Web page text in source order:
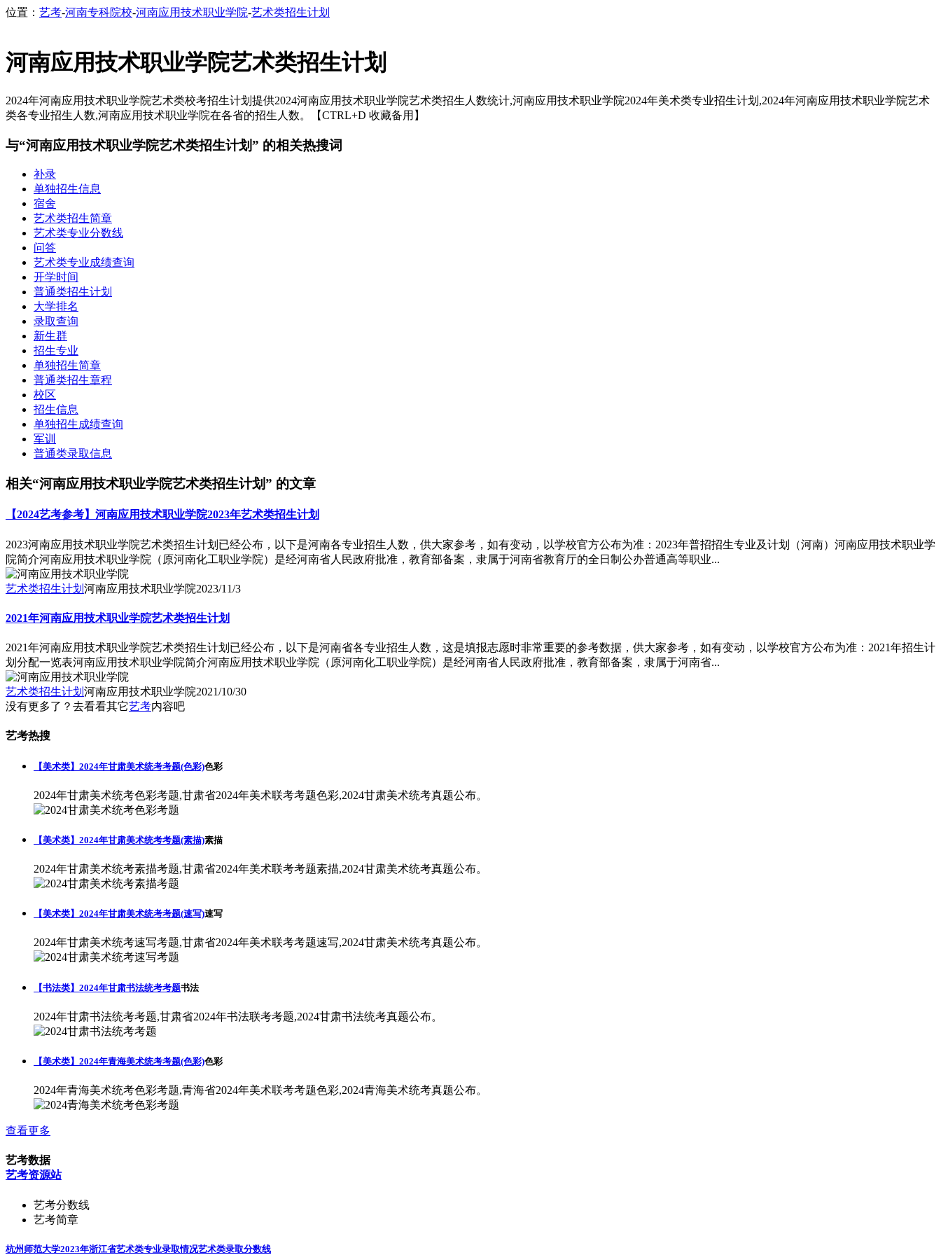
位置： 艺考-河南专科院校-河南应用技术职业学院-艺术类招生计划
河南应用技术职业学院艺术类招生计划
2024年河南应用技术职业学院艺术类校考招生计划提供2024河南应用技术职业学院艺术类招生人数统计,河南应用技术职业学院2024年美术类专业招生计划,2024年河南应用技术职业学院艺术
类各专业招生人数,河南应用技术职业学院在各省的招生人数。【CTRL+D 收藏备用】
与“河南应用技术职业学院艺术类招生计划” 的相关热搜词
补录
单独招生信息
宿舍
艺术类招生简章
艺术类专业分数线
问答
艺术类专业成绩查询
开学时间
普通类招生计划
大学排名
录取查询
新生群
招生专业
单独招生简章
普通类招生章程
校区
招生信息
单独招生成绩查询
军训
普通类录取信息
相关“河南应用技术职业学院艺术类招生计划” 的文章
【2024艺考参考】河南应用技术职业学院2023年艺术类招生计划
2023河南应用技术职业学院艺术类招生计划已经公布，以下是河南各专业招生人数，供大家参考，如有变动，以学校官方公布为准：2023年普招招生专业及计划（河南）河南应用技术职业学
院简介河南应用技术职业学院（原河南化工职业学院）是经河南省人民政府批准，教育部备案，隶属于河南省教育厅的全日制公办普通高等职业...
艺术类招生计划 河南应用技术职业学院2023/11/3
2021年河南应用技术职业学院艺术类招生计划
2021年河南应用技术职业学院艺术类招生计划已经公布，以下是河南省各专业招生人数，这是填报志愿时非常重要的参考数据，供大家参考，如有变动，以学校官方公布为准：2021年招生计
划分配一览表河南应用技术职业学院简介河南应用技术职业学院（原河南化工职业学院）是经河南省人民政府批准，教育部备案，隶属于河南省...
艺术类招生计划 河南应用技术职业学院2021/10/30
没有更多了？去看看其它艺考内容吧
艺考热搜
【美术类】2024年甘肃美术统考考题(色彩)色彩
2024年甘肃美术统考色彩考题,甘肃省2024年美术联考考题色彩,2024甘肃美术统考真题公布。
【美术类】2024年甘肃美术统考考题(素描)素描
2024年甘肃美术统考素描考题,甘肃省2024年美术联考考题素描,2024甘肃美术统考真题公布。
【美术类】2024年甘肃美术统考考题(速写)速写
2024年甘肃美术统考速写考题,甘肃省2024年美术联考考题速写,2024甘肃美术统考真题公布。
【书法类】2024年甘肃书法统考考题书法
2024年甘肃书法统考考题,甘肃省2024年书法联考考题,2024甘肃书法统考真题公布。
【美术类】2024年青海美术统考考题(色彩)色彩
2024年青海美术统考色彩考题,青海省2024年美术联考考题色彩,2024青海美术统考真题公布。
查看更多
艺考数据
艺考资源站
艺考分数线
艺考简章
杭州师范大学2023年浙江省艺术类专业录取情况艺术类录取分数线